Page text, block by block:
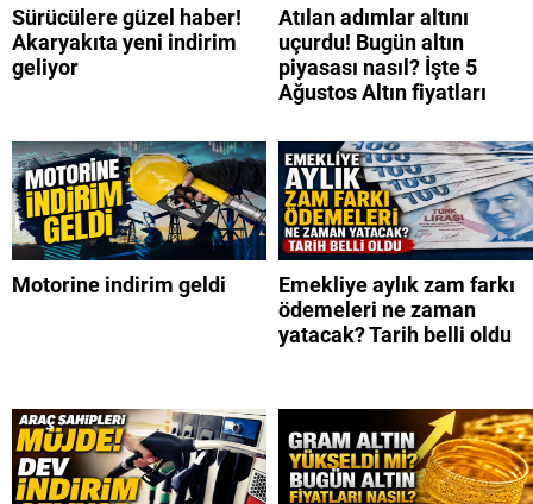
Sürücülere güzel haber!
Akaryakıta yeni indirim
geliyor
Atılan adımlar altını
uçurdu! Bugün altın
piyasası nasıl? İşte 5
Ağustos Altın fiyatları
Motorine indirim geldi
Emekliye aylık zam farkı
ödemeleri ne zaman
yatacak? Tarih belli oldu